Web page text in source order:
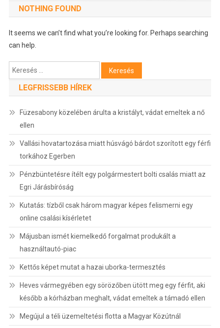
NOTHING FOUND
It seems we can’t find what you’re looking for. Perhaps searching
can help.
Keresés:
LEGFRISSEBB HÍREK
Füzesabony közelében árulta a kristályt, vádat emeltek a nő
ellen
Vallási hovatartozása miatt húsvágó bárdot szorított egy férfi
torkához Egerben
Pénzbüntetésre ítélt egy polgármestert bolti csalás miatt az
Egri Járásbíróság
Kutatás: tízből csak három magyar képes felismerni egy
online csalási kísérletet
Májusban ismét kiemelkedő forgalmat produkált a
használtautó-piac
Kettős képet mutat a hazai uborka-termesztés
Heves vármegyében egy sörözőben ütött meg egy férfit, aki
később a kórházban meghalt, vádat emeltek a támadó ellen
Megújul a téli üzemeltetési flotta a Magyar Közútnál